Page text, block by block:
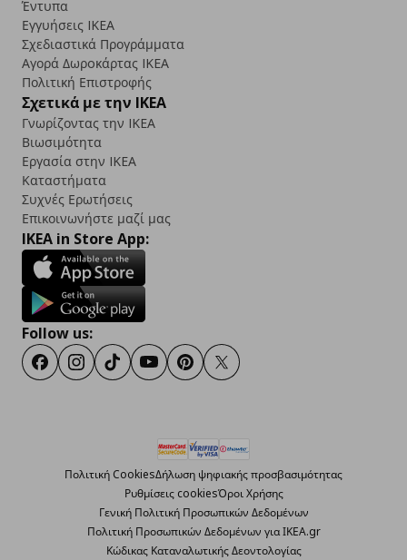
Έντυπα
Εγγυήσεις IKEA
Σχεδιαστικά Προγράμματα
Αγορά Δωρoκάρτας IKEA
Πολιτική Επιστροφής
Σχετικά με την IKEA
Γνωρίζοντας την IKEA
Βιωσιμότητα
Εργασία στην IKEA
Καταστήματα
Συχνές Ερωτήσεις
Επικοινωνήστε μαζί μας
IKEA in Store App:
Follow us:
FacebookInstagram
TikTokYoutubePinterestTwitter
Πολιτική CookiesΔήλωση ψηφιακής προσβασιμότητας
Ρυθμίσεις cookiesΌροι Χρήσης
Γενική Πολιτική Προσωπικών Δεδομένων
Πολιτική Προσωπικών Δεδομένων για ΙΚΕΑ.gr
Κώδικας Καταναλωτικής Δεοντολογίας